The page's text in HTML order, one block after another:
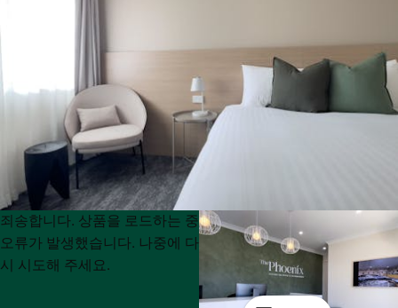
Product
List
Product
List
죄송합니다. 상품을 로드하는 중
오류가 발생했습니다. 나중에 다
시 시도해 주세요.